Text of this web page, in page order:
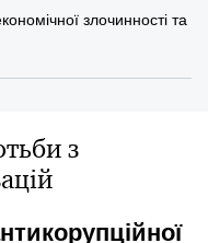
злочинності та
з